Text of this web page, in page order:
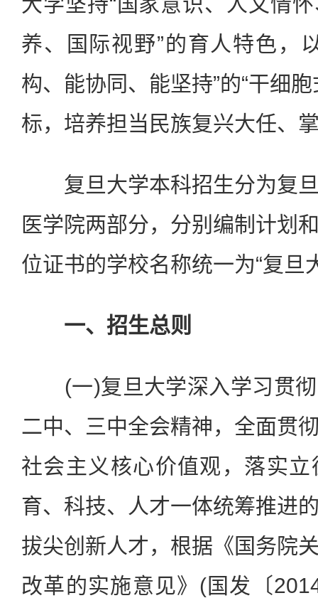
养、国际视野”的育人特色，
构、能协同、能坚持”的“干细
标，培养担当民族复兴大任、
复旦大学本科招生分为复旦
医学院两部分，分别编制计划
位证书的学校名称统一为“复旦
一、招生总则
(一)复旦大学深入学习贯彻
二中、三中全会精神，全面贯
社会主义核心价值观，落实
育、科技、人才一体统筹推进
拔尖创新人才，根据《国务院
改革的实施意见》(国发〔